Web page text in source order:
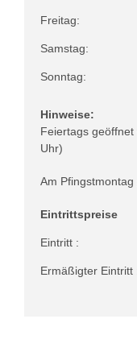
Freitag:
Samstag:
Sonntag:
Hinweise:
Feiertags
Uhr)
Am Pfingstmontag
Eintrittspreise
Eintritt :
Ermäßigter Eintritt